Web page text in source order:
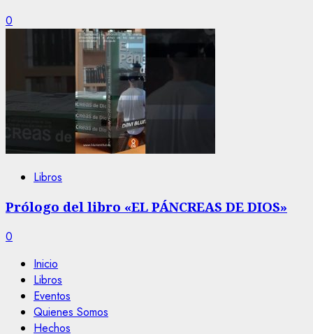
0
Libros
Prólogo del libro «EL PÁNCREAS DE DIOS»
0
Inicio
Libros
Eventos
Quienes Somos
Hechos